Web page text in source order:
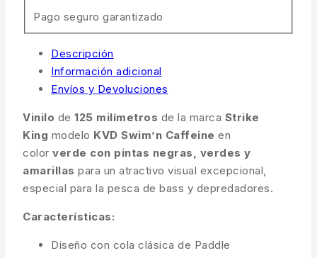
Pago seguro garantizado
Descripción
Información adicional
Envíos y Devoluciones
Vinilo de 125 milímetros de la marca Strike
King modelo KVD Swim’n Caffeine en
color verde con pintas negras, verdes y
amarillas para un atractivo visual excepcional,
especial para la pesca de bass y depredadores.
Características:
Diseño con cola clásica de Paddle